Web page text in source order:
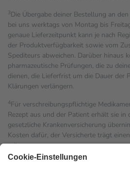
3Die Übergabe deiner Bestellung an
bei uns werktags von Montag bis
genaue Lieferzeitpunkt kann je nach
der Produktverfügbarkeit sowie vom
Spediteurs abweichen. Darüber hinaus
pharmazeutische Prüfungen, die zu
dienen, die Lieferfrist um die Dauer der
Klärungen verlängern.
4Für verschreibungspflichtige
Rezept aus und der Patient erhält sie in
gesetzliche Krankenversicherung
Kosten dafür, der Versicherte trägt
mit.
Grundsätzlich leisten Mitglieder